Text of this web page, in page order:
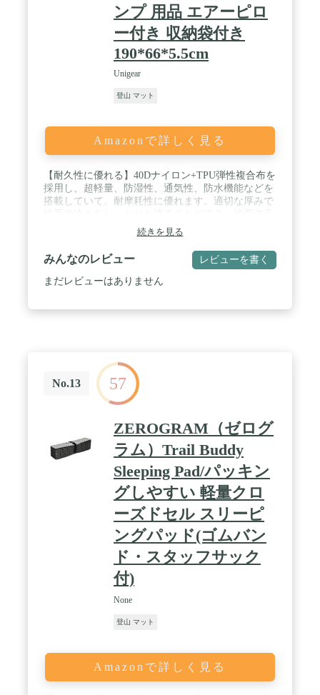
ンプ 用品 エアーピロ
ー付き 収納袋付き
190*66*5.5cm
Unigear
登山 マット
Amazonで詳しく見る
【耐久性に優れる】40Dナイロン+TPU弾性複合布を
採用し、超軽量、防湿性、通気性、防水機能などを
搭載していて、耐摩耗性に優れます。適切な厚みで
凹は感じません。 / 【革新的なデザイン】人体工学
に従う主旨で波紋を採用しており、最高の快適さの
ために体形によって自己調整を行い、体温のバラン
スを維持できます。快眠を促すエアピロー付きなの
で、快適な寝心地空間を提供します。エアーピロー
合、防災用品としてもオススメです。 / 【製品仕
様】サイズ：膨張後サイズ190cm×66cm×5.5cm、収
納サイズは25cm×9cm；重さ：約510g；耐荷重：
200kg；4 x補修キット；収納袋付き；ゴムベルト付
き、収納時、エアーマットを締めるに使用され、収
納袋に入れやすい。 / 【メーカー半年保証】ご購入
日より、半年の品質保証があります。万一製品の不
具合場合があれば、お気軽にご連絡をいただきます
ようお願い申し上げます。24時間以内にご対応させ
ていただきます。弊店が必ずお客様の問題を解決す
るように最善を尽くします。ご購入から保証期間内
に不具合が発生した場合は、返金・交換させて頂く
ので、ご安心ください。
続きを見る
みんなのレビュー レビューを書く
まだレビューはありません
No.13 57
ZEROGRAM（ゼログ
ラム）Trail Buddy
Sleeping Pad/パッキン
グしやすい 軽量クロ
ーズドセル スリーピ
ングパッド(ゴムバン
ド・スタッフサック
付)
None
登山 マット
Amazonで詳しく見る